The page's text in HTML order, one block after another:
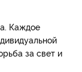
Каждое
за свет и